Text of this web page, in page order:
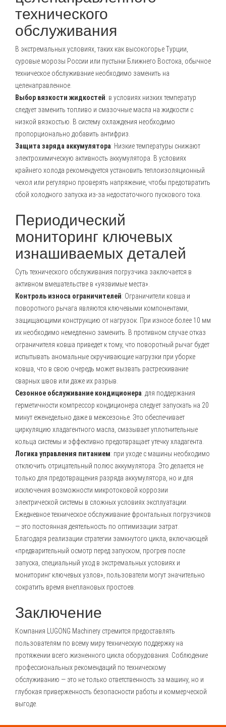
технического
обслуживания
В экстремальных условиях, таких как высокогорье Турции,
суровые морозы России или пустыни Ближнего Востока, обычное
техническое обслуживание необходимо заменить на
целенаправленное.
Выбор вязкости жидкостей: в условиях низких температур
следует заменить топливо и смазочные масла на жидкости с
низкой вязкостью. В систему охлаждения необходимо
пропорционально добавить антифриз.
Защита заряда аккумулятора: Низкие температуры снижают
электрохимическую активность аккумулятора. В условиях
крайнего холода рекомендуется установить теплоизоляционный
чехол или регулярно проверять напряжение, чтобы предотвратить
сбой холодного запуска из-за недостаточного пускового тока.
Периодический
мониторинг ключевых
изнашиваемых деталей
Суть технического обслуживания погрузчика заключается в
активном вмешательстве в «уязвимые места».
Контроль износа ограничителей: Ограничители ковша и
поворотного рычага являются ключевыми компонентами,
защищающими конструкцию от нагрузок. При износе более 10 мм
их необходимо немедленно заменить. В противном случае отказ
ограничителя ковша приведет к тому, что поворотный рычаг будет
испытывать аномальные скручивающие нагрузки при уборке
ковша, что в свою очередь может вызвать растрескивание
сварных швов или даже их разрыв.
Сезонное обслуживание кондиционера: для поддержания
герметичности компрессор кондиционера следует запускать на 20
минут еженедельно даже в межсезонье. Это обеспечивает
циркуляцию хладагентного масла, смазывает уплотнительные
кольца системы и эффективно предотвращает утечку хладагента.
Логика управления питанием: при уходе с машины необходимо
отключить отрицательный полюс аккумулятора. Это делается не
только для предотвращения разряда аккумулятора, но и для
исключения возможности микротоковой коррозии
электрической системы в сложных условиях эксплуатации.
Ежедневное техническое обслуживание фронтальных погрузчиков
— это постоянная деятельность по оптимизации затрат.
Благодаря реализации стратегии замкнутого цикла, включающей
«предварительный осмотр перед запуском, прогрев после
запуска, специальный уход в экстремальных условиях и
мониторинг ключевых узлов», пользователи могут значительно
сократить время внеплановых простоев.
Заключение
Компания LUGONG Machinery стремится предоставлять
пользователям по всему миру техническую поддержку на
протяжении всего жизненного цикла оборудования. Соблюдение
профессиональных рекомендаций по техническому
обслуживанию — это не только ответственность за машину, но и
глубокая приверженность безопасности работы и коммерческой
выгоде.